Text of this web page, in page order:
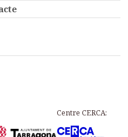
Centre CERCA: